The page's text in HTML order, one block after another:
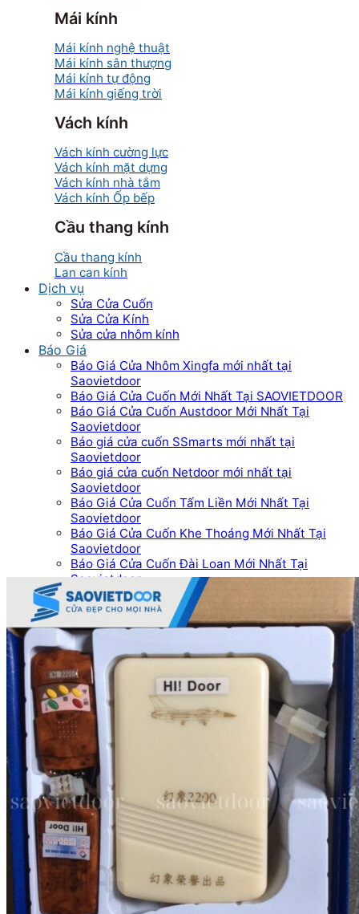
Mái kính
Mái kính nghệ thuật
Mái kính sân thượng
Mái kính tự động
Mái kính giếng trời
Vách kính
Vách kính cường lực
Vách kính mặt dựng
Vách kính nhà tắm
Vách kính Ốp bếp
Cầu thang kính
Cầu thang kính
Lan can kính
Dịch vụ
Sửa Cửa Cuốn
Sửa Cửa Kính
Sửa cửa nhôm kính
Báo Giá
Báo Giá Cửa Nhôm Xingfa mới nhất tại
Saovietdoor
Báo Giá Cửa Cuốn Mới Nhất Tại SAOVIETDOOR
Báo Giá Cửa Cuốn Austdoor Mới Nhất Tại
Saovietdoor
Báo giá cửa cuốn SSmarts mới nhất tại
Saovietdoor
Báo giá cửa cuốn Netdoor mới nhất tại
Saovietdoor
Báo Giá Cửa Cuốn Tấm Liền Mới Nhất Tại
Saovietdoor
Báo Giá Cửa Cuốn Khe Thoáng Mới Nhất Tại
Saovietdoor
Báo Giá Cửa Cuốn Đài Loan Mới Nhất Tại
Saovietdoor
Báo Giá Sửa Cửa Kính Tại Nhà
Tin tức
Tin Tuyển Dụng
Mẫu cửa đẹp
Kích thước phong thủy
Thước Lỗ Ban
Hướng dẫn kỹ thuật
Tài Liệu Catalogue
Videos
Dự án
Công trình dân dụng
Công trình biệt thự
Nhà máy & Showroom
Liên hệ
Tìm kiếm:
0₫